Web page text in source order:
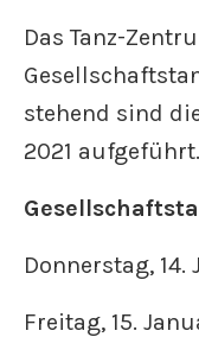
Das Tanz-
stehend sind
2021 aufgeführt.
Donnerstag, 14.
Freitag, 15.